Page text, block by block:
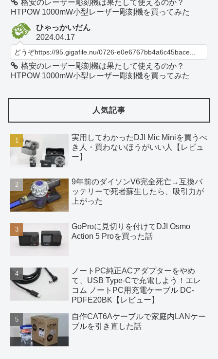
格安のレーザー彫刻機は果たして使えるのか？
HTPOW 1000mW小型レーザー彫刻機を買ってみた
ひゃっかいだん
2024.04.17
どうぞhttps://95.gigafile.nu/0726-e0e6767bb4a6c45bace...
格安のレーザー彫刻機は果たして使えるのか？
HTPOW 1000mW小型レーザー彫刻機を買ってみた
人気記事
実用してわかったDJI Mic Miniを買うべ
き人・買わないほうがいい人【レビュ
ー】
9年前のダイソンV6完全死亡→互換バ
ッテリーで死者蘇生したら、吸引力が
上がった
GoProに見切りを付けてDJI Osmo
Action 5 Proを買った話
ノートPC純正ACアダプターをやめ
て、USB Type-Cで充電しよう！エレ
コム ノートPC用充電ケーブル DC-
PDFE20BK【レビュー】
自作CAT6Aケーブルで家庭内LANケー
ブルを引き直した話